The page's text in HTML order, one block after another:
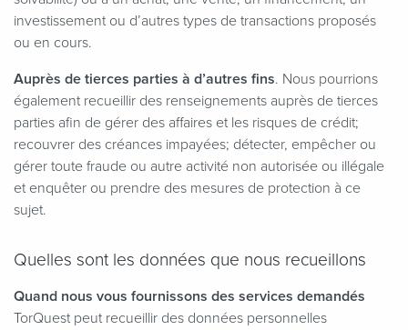
investissement ou d’autres types de transactions proposés
ou en cours.
Auprès de tierces parties à d’autres fins. Nous pourrions
également recueillir des renseignements auprès de tierces
parties afin de gérer des affaires et les risques de crédit;
recouvrer des créances impayées; détecter, empêcher ou
gérer toute fraude ou autre activité non autorisée ou illégale
et enquêter ou prendre des mesures de protection à ce
sujet.
Quelles sont les données que nous recueillons
Quand nous vous fournissons des services demandés
TorQuest peut recueillir des données personnelles